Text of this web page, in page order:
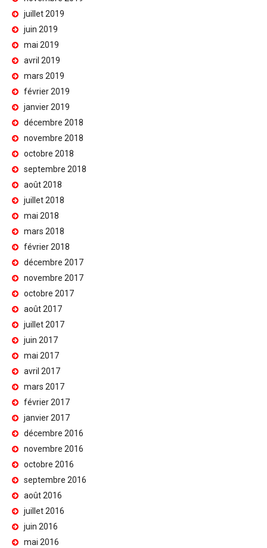
juillet 2019
juin 2019
mai 2019
avril 2019
mars 2019
février 2019
janvier 2019
décembre 2018
novembre 2018
octobre 2018
septembre 2018
août 2018
juillet 2018
mai 2018
mars 2018
février 2018
décembre 2017
novembre 2017
octobre 2017
août 2017
juillet 2017
juin 2017
mai 2017
avril 2017
mars 2017
février 2017
janvier 2017
décembre 2016
novembre 2016
octobre 2016
septembre 2016
août 2016
juillet 2016
juin 2016
mai 2016